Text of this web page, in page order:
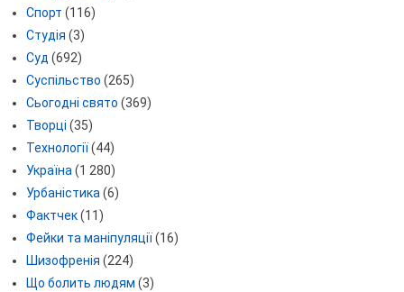
Спорт (116)
Студія (3)
Суд (692)
Суспільство (265)
Сьогодні свято (369)
Творці (35)
Технології(44)
Україна(1 280)
Урбаністика(6)
Фактчек(11)
Фейки та маніпуляції(16)
Шизофренія (224)
Що болить людям (3)